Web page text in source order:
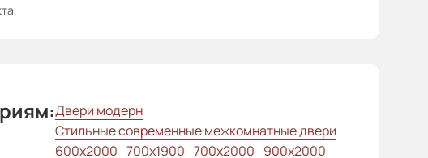
Двери модерн
Стильные современные межкомнатные двери
600x2000 700x1900 700x2000 900x2000